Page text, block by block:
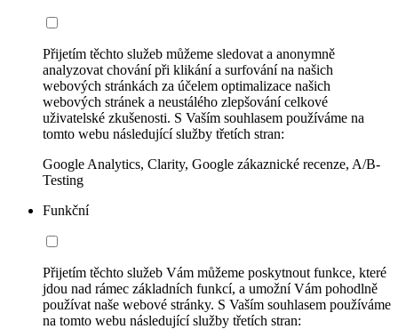
Přijetím těchto služeb můžeme sledovat a anonymně
analyzovat chování při klikání a surfování na našich
webových stránkách za účelem optimalizace našich
webových stránek a neustálého zlepšování celkové
uživatelské zkušenosti. S Vaším souhlasem používáme na
tomto webu následující služby třetích stran:
Google Analytics, Clarity, Google zákaznické recenze, A/B-
Testing
Funkční
Přijetím těchto služeb Vám můžeme poskytnout funkce, které
jdou nad rámec základních funkcí, a umožní Vám pohodlně
používat naše webové stránky. S Vaším souhlasem používáme
na tomto webu následující služby třetích stran: